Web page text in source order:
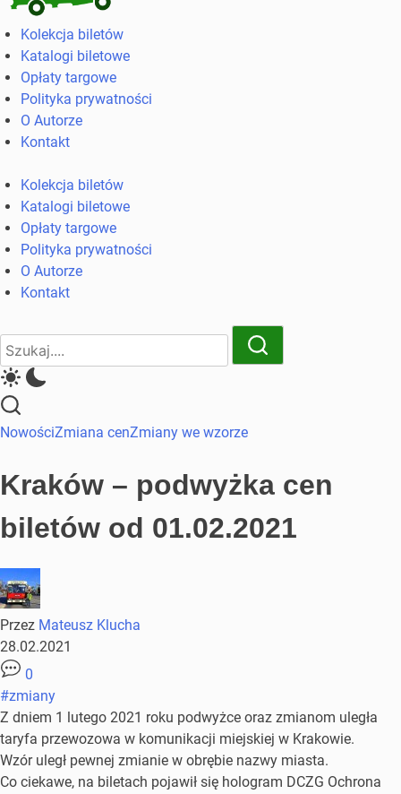
Kolekcja
biletów
komunikacji
miejskiej
kolejowych
Kolekcja biletów
Katalogi biletowe
Opłaty targowe
Polityka prywatności
O Autorze
Kontakt
Kolekcja biletów
Katalogi biletowe
Opłaty targowe
Polityka prywatności
O Autorze
Kontakt
Close
Search
Search
NowościZmiana cenZmiany we wzorze
Kraków – podwyżka cen
biletów od 01.02.2021
Przez Mateusz Klucha
28.02.2021
0
#zmiany
Z dniem 1 lutego 2021 roku podwyżce oraz zmianom uległa
taryfa przewozowa w komunikacji miejskiej w Krakowie.
Wzór uległ pewnej zmianie w obrębie nazwy miasta.
Co ciekawe, na biletach pojawił się hologram DCZG Ochrona